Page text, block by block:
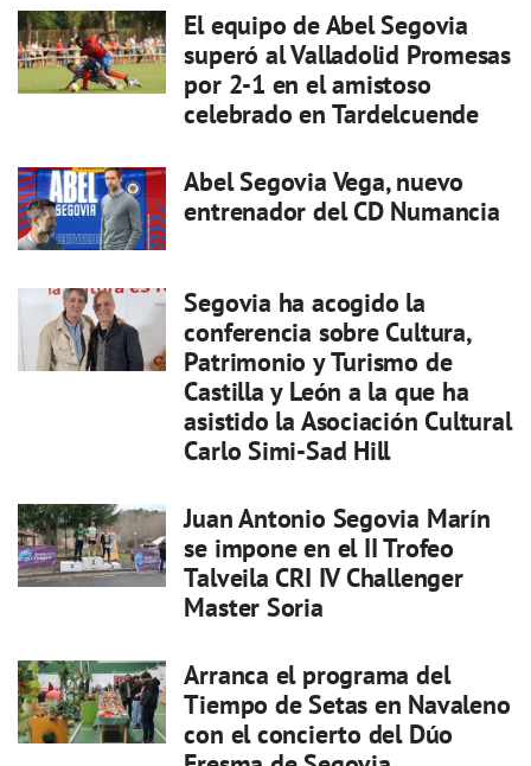
El equipo de Abel Segovia
superó al Valladolid Promesas
por 2-1 en el amistoso
celebrado en Tardelcuende
Abel Segovia Vega, nuevo
entrenador del CD Numancia
Segovia ha acogido la
conferencia sobre Cultura,
Patrimonio y Turismo de
Castilla y León a la que ha
asistido la Asociación Cultural
Carlo Simi-Sad Hill
Juan Antonio Segovia Marín
se impone en el II Trofeo
Talveila CRI IV Challenger
Master Soria
Arranca el programa del
Tiempo de Setas en Navaleno
con el concierto del Dúo